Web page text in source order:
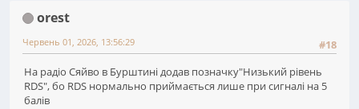
orest
#18
Червень 01, 2026, 13:56:29
На радіо Сяйво в Бурштині додав позначку"Низький рівень
RDS", бо RDS нормально приймається лише при сигналі на 5
балів